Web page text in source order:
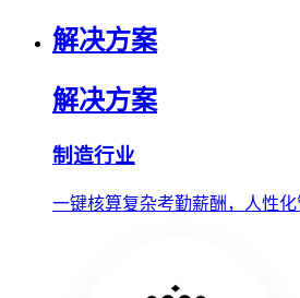
解决方案
解决方案
制造行业
一键核算复杂考勤薪酬，人性